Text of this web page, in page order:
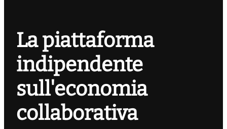
La piattaforma
indipendente
sull'economia
collaborativa